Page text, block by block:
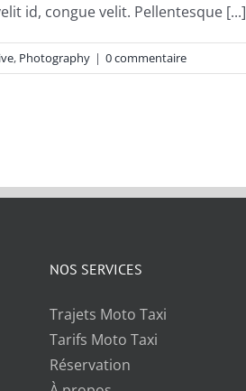
id, congue velit. Pellentesque [...]
, Photography | 0 commentaire
NOS SERVICES
Trajets Moto Taxi
Tarifs Moto Taxi
Réservation